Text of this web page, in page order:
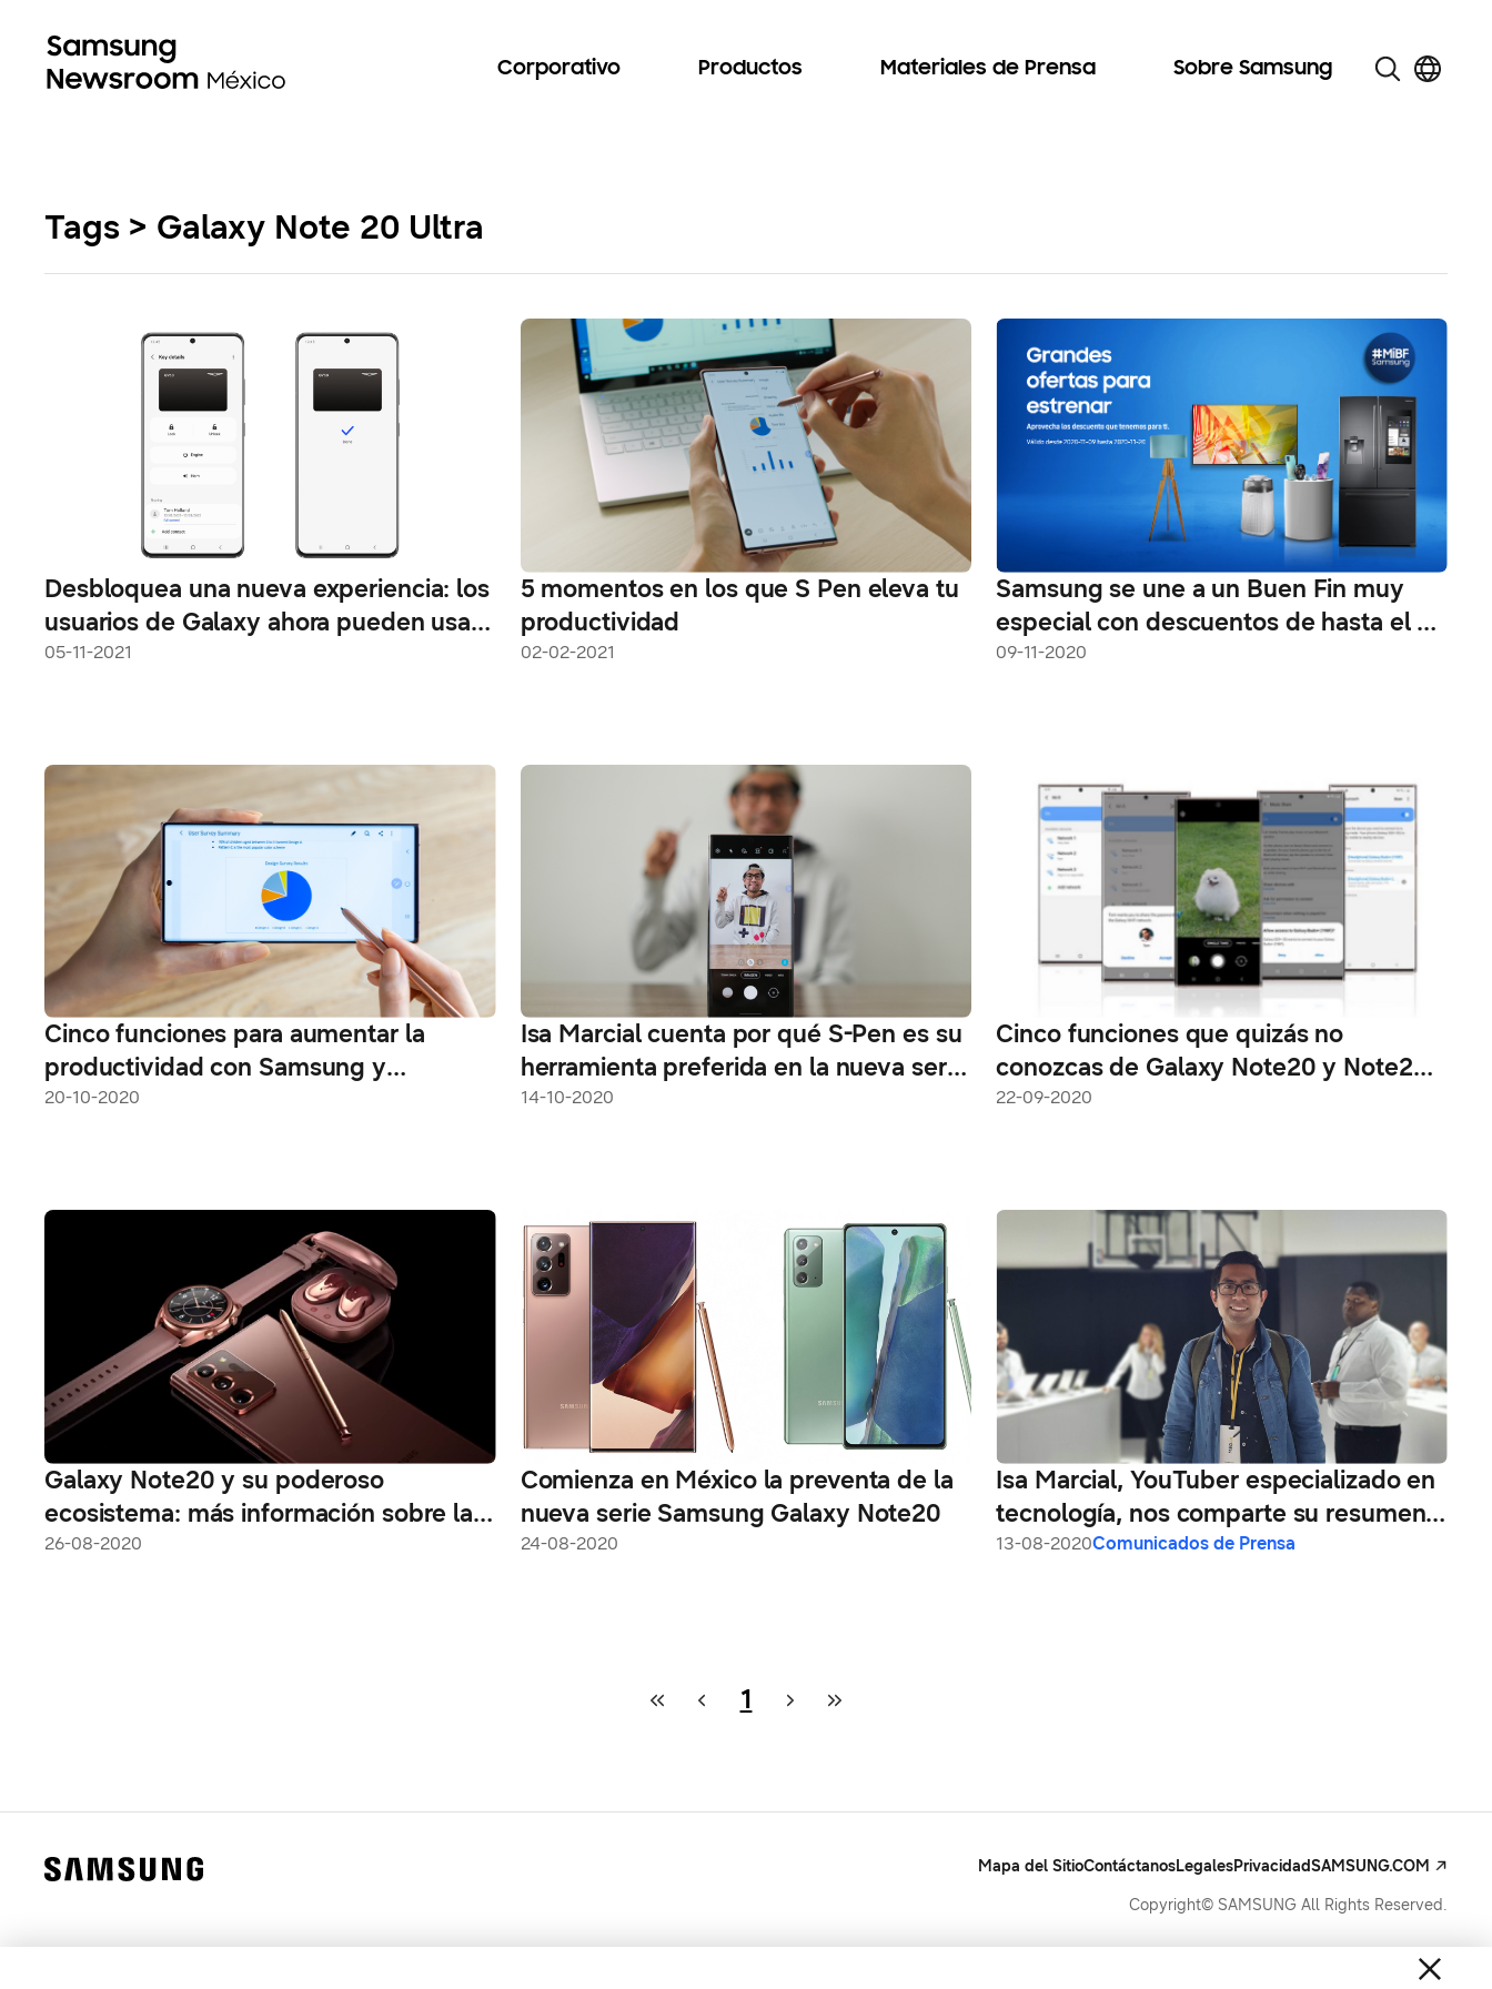
Corporativo Productos Materiales de Prensa Sobre Samsung
Tags > Galaxy Note 20 Ultra
Desbloquea una nueva experiencia: los
usuarios de Galaxy ahora pueden usar
Secure Digital Key con Genesis GV60
05-11-2021
5 momentos en los que S Pen eleva tu
productividad
02-02-2021
Samsung se une a un Buen Fin muy
especial con descuentos de hasta el 50
%
09-11-2020
Cinco funciones para aumentar la
productividad con Samsung y
Microsoft
20-10-2020
Isa Marcial cuenta por qué S-Pen es su
herramienta preferida en la nueva serie
Galaxy Note 20
14-10-2020
Cinco funciones que quizás no
conozcas de Galaxy Note20 y Note20
Ultra
22-09-2020
Galaxy Note20 y su poderoso
ecosistema: más información sobre la
serie
26-08-2020
Comienza en México la preventa de la
nueva serie Samsung Galaxy Note20
24-08-2020
Isa Marcial, YouTuber especializado en
tecnología, nos comparte su resumen
sobre el Samsung Galaxy Unpacked
13-08-2020Comunicados de Prensa
1
Mapa del SitioContáctanosLegalesPrivacidadSAMSUNG.COM
Copyright© SAMSUNG All Rights Reserved.